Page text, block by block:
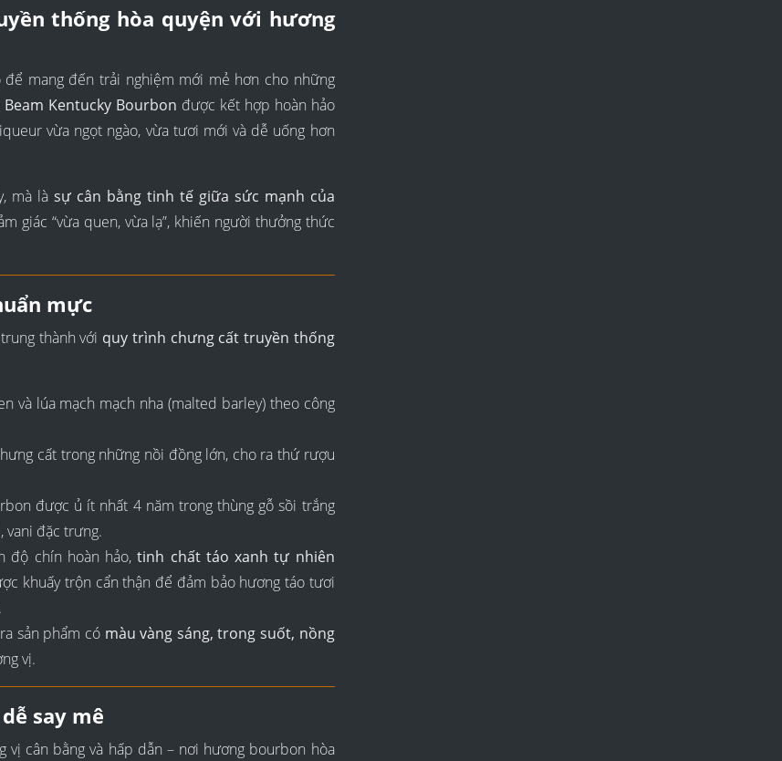
thống hòa quyện với hương
mang đến trải nghiệm mới mẻ hơn cho những
Beam Kentucky Bourbon được kết hợp hoàn hảo
vừa ngọt ngào, vừa tươi mới và dễ uống hơn
mà làsự cân bằng tinh tế giữa sức mạnh của
giác “vừa quen, vừa lạ”, khiến người thưởng thức
mực
thành với quy trình chưng cất truyền thống
và lúa mạch mạch nha (malted barley) theo công
cất trong những nồi đồng lớn, cho ra thứ rượu
được ủ ít nhất 4 năm trong thùng gỗ sồi trắng
vani đặc trưng.
độ chín hoàn hảo,tinh chất táo xanh tự nhiên
khuấy trộn cẩn thận để đảm bảo hương táo tươi
sản phẩm có màu vàng sáng, trong suốt, nồng
vị.
say mê
cân bằng và hấp dẫn – nơi hương bourbon hòa